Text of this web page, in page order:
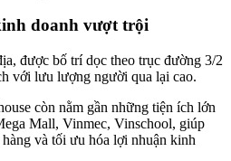
doanh vượt trội
được bố trí dọc theo trục đường 3/2
với lưu lượng người qua lại cao.
còn nằm gần những tiện ích lớn
Mall, Vinmec, Vinschool, giúp
và tối ưu hóa lợi nhuận kinh